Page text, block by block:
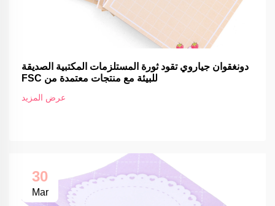
دونغقوان جياروي تقود ثورة المستلزمات المكتبية الصديقة
للبيئة مع منتجات معتمدة من FSC
عرض المزيد
30
Mar